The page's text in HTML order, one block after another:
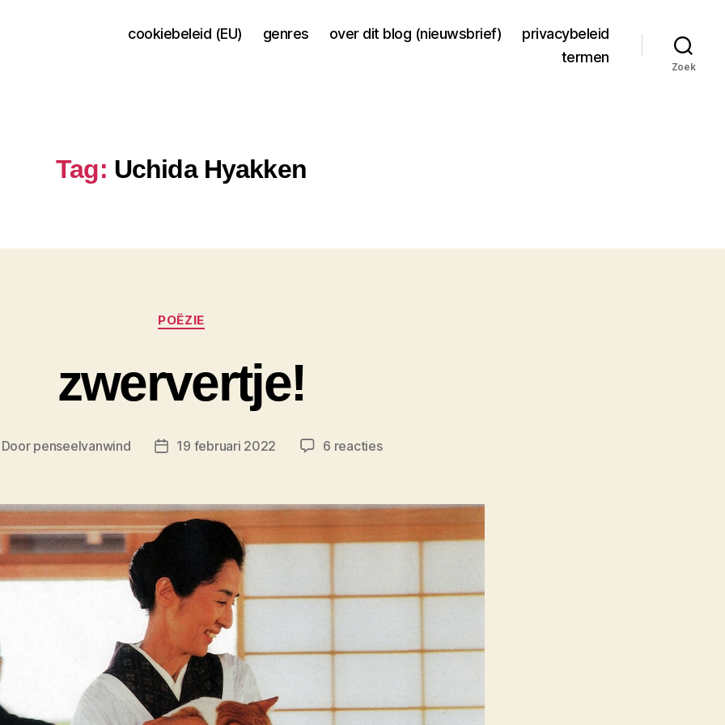
cookiebeleid (EU) genres over dit blog (nieuwsbrief)
privacybeleid
termen
Zoek
Tag: Uchida Hyakken
Categorieën
POËZIE
zwervertje!
Door penseelvanwind Berichtdatum
19 februari 2022 6 reactiesop